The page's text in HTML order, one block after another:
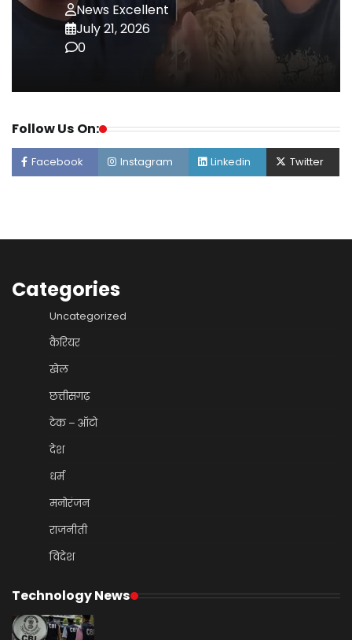
News Excellent
July 21, 2026
0
Follow Us On:
Facebook Instagram Linkedin Twitter
Categories
Uncategorized
कैरियर
खेल
छत्तीसगढ़
टेक – ऑटो
देश
धर्म
मनोरंजन
राजनीती
विदेश
Technology News